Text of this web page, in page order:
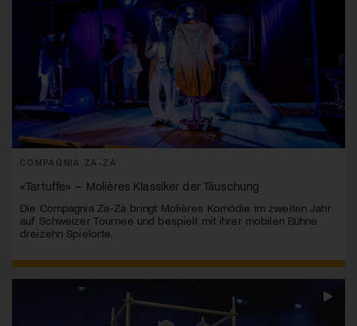
COMPAGNIA ZA-ZÀ
«Tartuffe» – Molières Klassiker der Täuschung
Die Compagnia Za-Zà bringt Molières Komödie im zweiten Jahr
auf Schweizer Tournee und bespielt mit ihrer mobilen Bühne
dreizehn Spielorte.